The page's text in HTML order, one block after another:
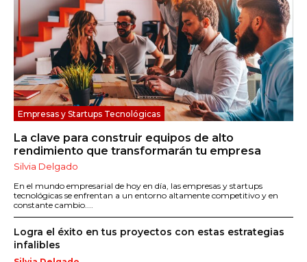
Empresas y Startups Tecnológicas
La clave para construir equipos de alto
rendimiento que transformarán tu empresa
Silvia Delgado
En el mundo empresarial de hoy en día, las empresas y startups
tecnológicas se enfrentan a un entorno altamente competitivo y en
constante cambio....
Logra el éxito en tus proyectos con estas estrategias
infalibles